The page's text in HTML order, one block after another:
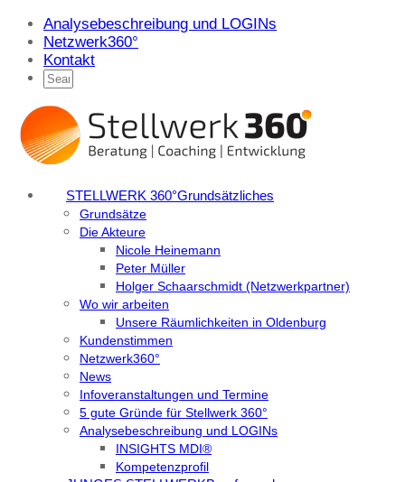
Analysebeschreibung und LOGINs
Netzwerk360°
Kontakt
STELLWERK 360°Grundsätzliches
Grundsätze
Die Akteure
Nicole Heinemann
Peter Müller
Holger Schaarschmidt (Netzwerkpartner)
Wo wir arbeiten
Unsere Räumlichkeiten in Oldenburg
Kundenstimmen
Netzwerk360°
News
Infoveranstaltungen und Termine
5 gute Gründe für Stellwerk 360°
Analysebeschreibung und LOGINs
INSIGHTS MDI®
Kompetenzprofil